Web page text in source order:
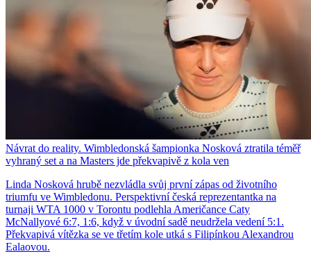
Návrat do reality. Wimbledonská šampionka Nosková ztratila téměř
vyhraný set a na Masters jde překvapivě z kola ven
Linda Nosková hrubě nezvládla svůj první zápas od životního
triumfu ve Wimbledonu. Perspektivní česká reprezentantka na
turnaji WTA 1000 v Torontu podlehla Američance Caty
McNallyové 6:7, 1:6, když v úvodní sadě neudržela vedení 5:1.
Překvapivá vítězka se ve třetím kole utká s Filipínkou Alexandrou
Ealaovou.